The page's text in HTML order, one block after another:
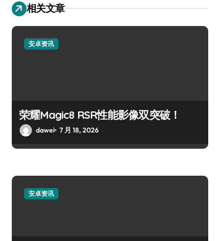
相关文章
安卓资讯
荣耀Magic8 RSR性能影像双突破！
dawei 7 月 18, 2026
安卓资讯